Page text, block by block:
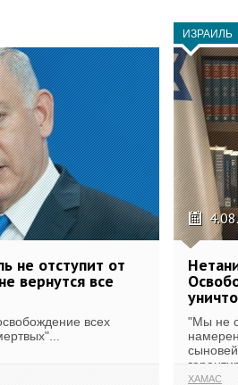
не отступит от
вернутся все
всех
ИЗРАИЛЬ
"Мы не
ХАМАС